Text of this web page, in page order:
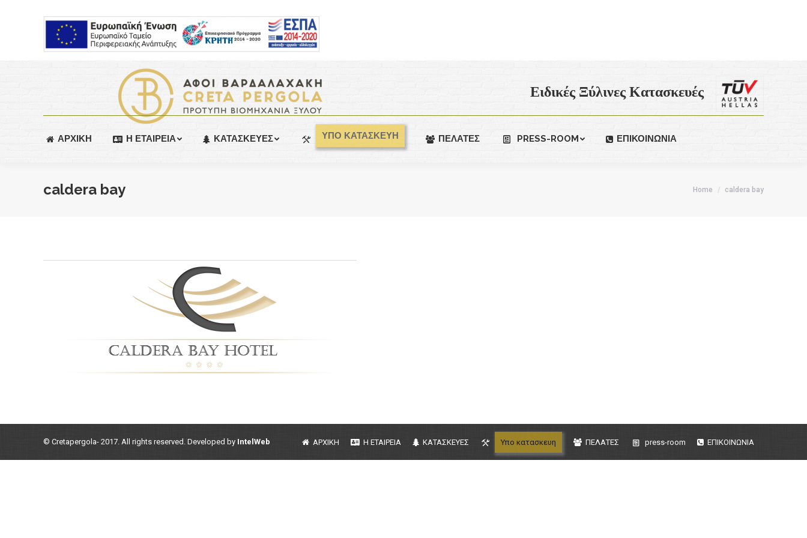
Ειδικές Ξύλινες Κατασκευές
ΑΡΧΙΚΗ Η ΕΤΑΙΡΕΙΑ ΚΑΤΑΣΚΕΥΕΣ ΥΠΟ ΚΑΤΑΣΚΕΥΗ ΠΕΛΑΤΕΣ PRESS-ROOM ΕΠΙΚΟΙΝΩΝΙΑ
caldera bay Home caldera bay
© Cretapergola- 2017. All rights reserved. Developed by IntelWeb ΑΡΧΙΚΗ Η ΕΤΑΙΡΕΙΑ ΚΑΤΑΣΚΕΥΕΣ Υπο κατασκευη ΠΕΛΑΤΕΣ press-room ΕΠΙΚΟΙΝΩΝΙΑ